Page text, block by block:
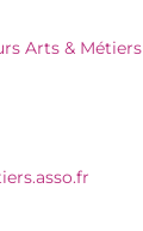
Arts & Métiers